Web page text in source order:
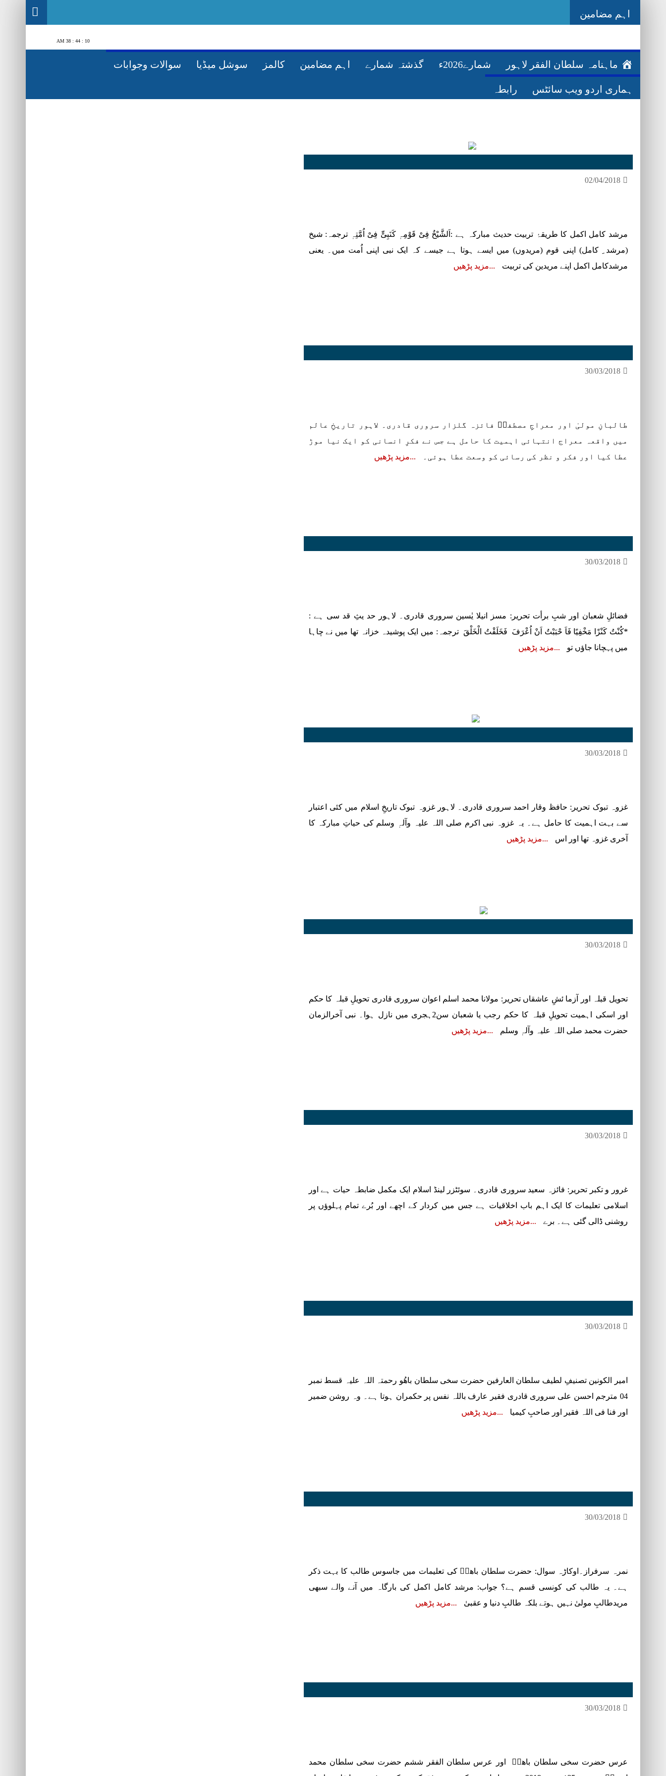
اہم مضامین
10 : 44 : 39 AM
ماہنامہ سلطان الفقر لاہور شمارے2026ء گذشتہ شمارے اہم مضامین کالمز سوشل میڈیا سوالات وجوابات
ہماری اردو ویب سائٹس رابطہ
02/04/2018
مرشد کامل اکمل کا طریقۂ تربیت حدیث مبارکہ ہے :اَلشَّیْخُ فِیْ قَوْمِہٖ کَنَبِیٍّ فِیْ اُمَّتِہٖ ترجمہ: شیخ
(مرشد ِ کامل) اپنی قوم (مریدوں) میں ایسے ہوتا ہے جیسے کہ ایک نبی اپنی اُمت میں۔ یعنی
مرشدکامل اکمل اپنے مریدین کی تربیت
مزید پڑھیں
30/03/2018
طالبانِ مولیٰ اور معراجِ مصطفیؐ فائزہ گلزار سروری قادری۔ لاہور تاریخِ عالم
میں واقعہ معراج انتہائی اہمیت کا حامل ہے جس نے فکرِ انسانی کو ایک نیا موڑ
عطا کیا اور فکر و نظر کی رسائی کو وسعت عطا ہوئی۔
مزید پڑھیں
30/03/2018
فضائلِ شعبان اور شبِ برأت تحریر: مسز انیلا یٰسین سروری قادری۔ لاہور حد یثِ قد سی ہے :
*کُنْتُ کَنْزًا مَخْفِیًا فَاَ حْبَبْتُ اَنْ اُعْرَفَ فَخَلَقْتُ الْخَلْقَ ترجمہ: میں ایک پوشیدہ خزانہ تھا میں نے چاہا
میں پہچانا جاؤں تو
مزید پڑھیں
30/03/2018
غزوہ تبوک تحریر: حافظ وقار احمد سروری قادری۔ لاہور غزوہ تبوک تاریخِ اسلام میں کئی اعتبار
سے بہت اہمیت کا حامل ہے۔ یہ غزوہ نبی اکرم صلی اللہ علیہ وآلہٖ وسلم کی حیاتِ مبارکہ کا
آخری غزوہ تھا اور اس
مزید پڑھیں
30/03/2018
تحویل قبلہ اور آزما ئشِ عاشقاں تحریر: مولانا محمد اسلم اعوان سروری قادری تحویلِ قبلہ کا حکم
اور اسکی اہمیت تحویلِ قبلہ کا حکم رجب یا شعبان سن2ہجری میں نازل ہوا۔ نبی آخرالزمان
حضرت محمد صلی اللہ علیہ وآلہٖ وسلم
مزید پڑھیں
30/03/2018
غرور و تکبر تحریر: فائزہ سعید سروری قادری۔ سوئٹزر لینڈ اسلام ایک مکمل ضابطہ حیات ہے اور
اسلامی تعلیمات کا ایک اہم باب اخلاقیات ہے جس میں کردار کے اچھے اور بُرے تمام پہلوؤں پر
روشنی ڈالی گئی ہے۔ برے
مزید پڑھیں
30/03/2018
امیر الکونین تصنیفِ لطیف سلطان العارفین حضرت سخی سلطان باھُو رحمتہ اللہ علیہ قسط نمبر
04 مترجم احسن علی سروری قادری فقیر عارف باللہ نفس پر حکمران ہوتا ہے۔ وہ روشن ضمیر
اور فنا فی اللہ فقیر اور صاحبِ کیمیا
مزید پڑھیں
30/03/2018
نمرہ سرفراز۔اوکاڑہ سوال: حضرت سلطان باھوؒ کی تعلیمات میں جاسوس طالب کا بہت ذکر
ہے۔ یہ طالب کی کونسی قسم ہے؟ جواب: مرشد کامل اکمل کی بارگاہ میں آنے والے سبھی
مریدطالبِ مولیٰ نہیں ہوتے بلکہ طالبِ دنیا و عقبیٰ
مزید پڑھیں
30/03/2018
عرس حضرت سخی سلطان باھوؒ اور عرس سلطان الفقر ششم حضرت سخی سلطان محمد